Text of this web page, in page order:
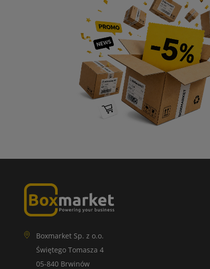
Boxmarket Sp. z o.o.
Świętego Tomasza 4
05-840 Brwinów